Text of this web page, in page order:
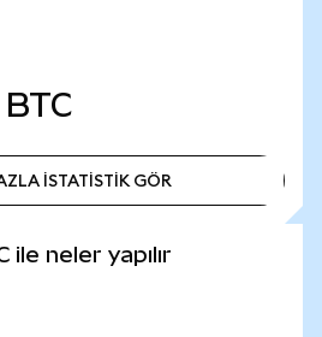
BTC
İSTATİSTİK GÖR
ile neler yapılır